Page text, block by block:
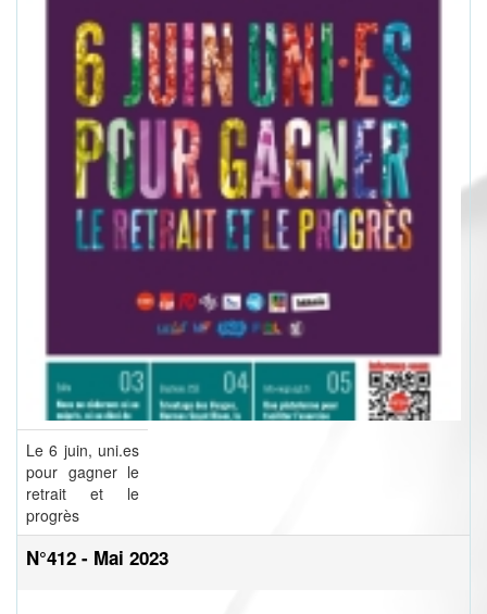
Le 6 juin, uni.es
pour gagner le
retrait et le
progrès
N°412 - Mai 2023